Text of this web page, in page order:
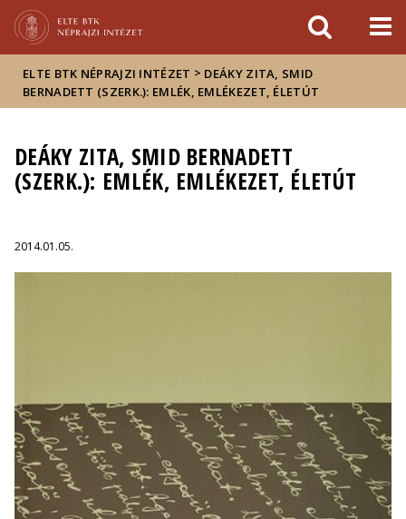
sajtóban
ELTE BTK NÉPRAJZI INTÉZET > DEÁKY ZITA, SMID
BERNADETT (SZERK.): EMLÉK, EMLÉKEZET, ÉLETÚT
DEÁKY ZITA, SMID BERNADETT
(SZERK.): EMLÉK, EMLÉKEZET, ÉLETÚT
2014.01.05.